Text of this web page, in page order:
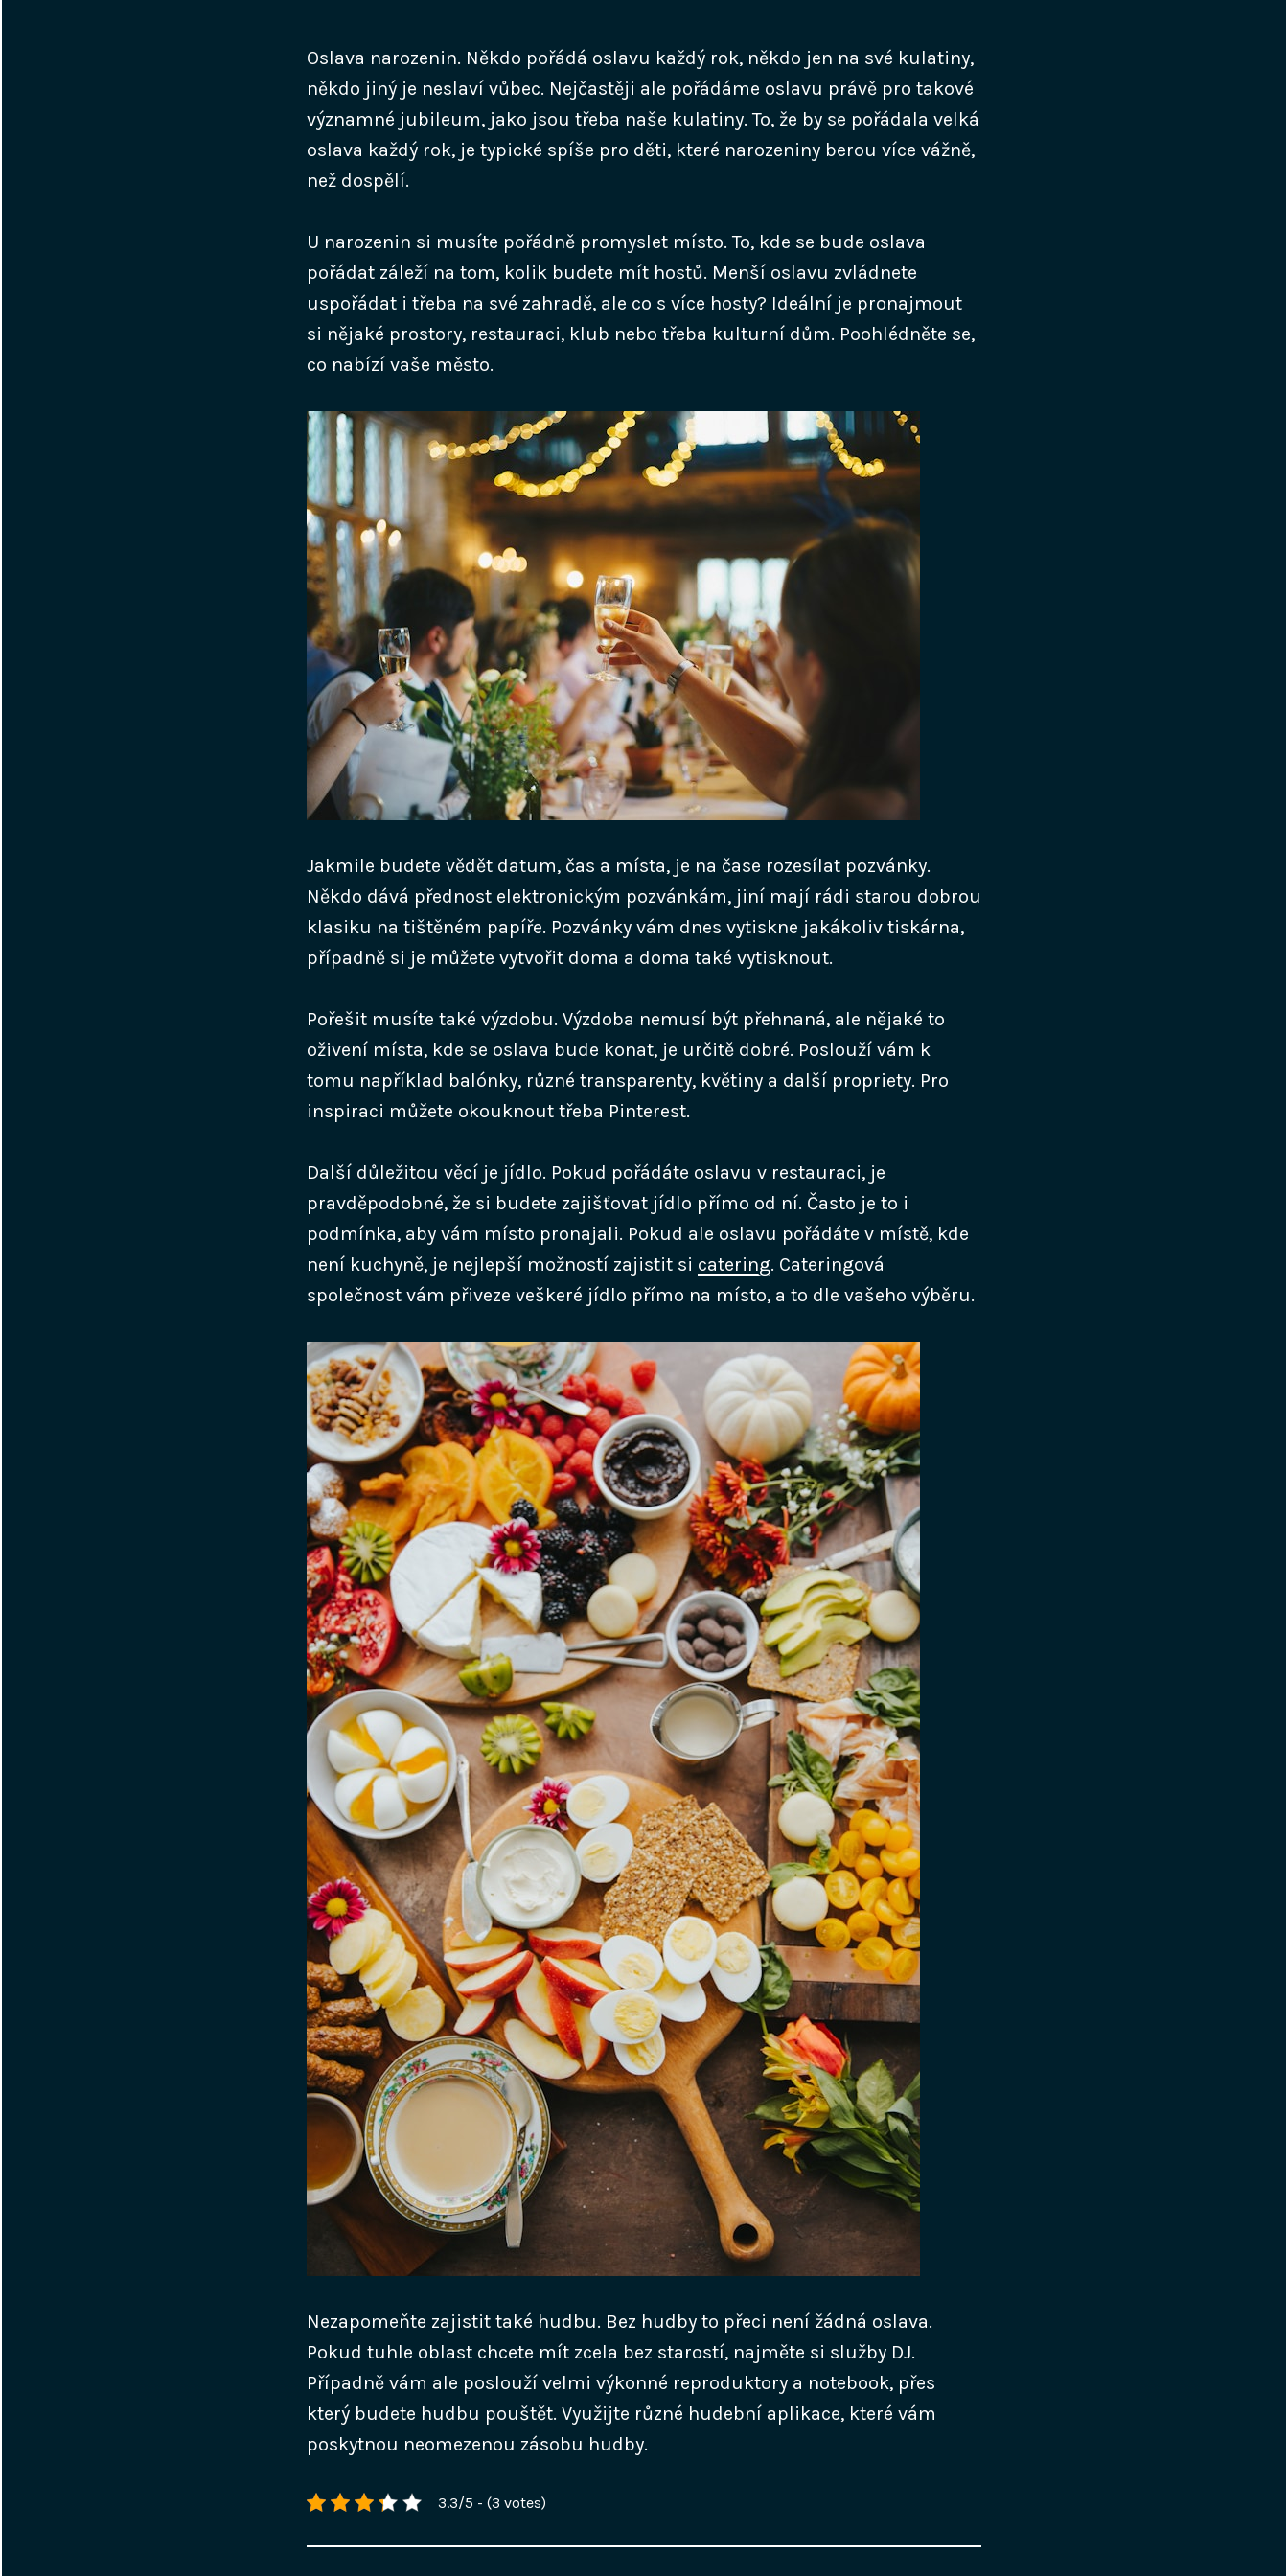
Oslava narozenin. Někdo pořádá oslavu každý rok, někdo jen na své kulatiny,
někdo jiný je neslaví vůbec. Nejčastěji ale pořádáme oslavu právě pro takové
významné jubileum, jako jsou třeba naše kulatiny. To, že by se pořádala velká
oslava každý rok, je typické spíše pro děti, které narozeniny berou více vážně,
než dospělí.
U narozenin si musíte pořádně promyslet místo. To, kde se bude oslava
pořádat záleží na tom, kolik budete mít hostů. Menší oslavu zvládnete
uspořádat i třeba na své zahradě, ale co s více hosty? Ideální je pronajmout
si nějaké prostory, restauraci, klub nebo třeba kulturní dům. Poohlédněte se,
co nabízí vaše město.
Jakmile budete vědět datum, čas a místa, je na čase rozesílat pozvánky.
Někdo dává přednost elektronickým pozvánkám, jiní mají rádi starou dobrou
klasiku na tištěném papíře. Pozvánky vám dnes vytiskne jakákoliv tiskárna,
případně si je můžete vytvořit doma a doma také vytisknout.
Pořešit musíte také výzdobu. Výzdoba nemusí být přehnaná, ale nějaké to
oživení místa, kde se oslava bude konat, je určitě dobré. Poslouží vám k
tomu například balónky, různé transparenty, květiny a další propriety. Pro
inspiraci můžete okouknout třeba Pinterest.
Další důležitou věcí je jídlo. Pokud pořádáte oslavu v restauraci, je
pravděpodobné, že si budete zajišťovat jídlo přímo od ní. Často je to i
podmínka, aby vám místo pronajali. Pokud ale oslavu pořádáte v místě, kde
není kuchyně, je nejlepší možností zajistit si catering. Cateringová
společnost vám přiveze veškeré jídlo přímo na místo, a to dle vašeho výběru.
Nezapomeňte zajistit také hudbu. Bez hudby to přeci není žádná oslava.
Pokud tuhle oblast chcete mít zcela bez starostí, najměte si služby DJ.
Případně vám ale poslouží velmi výkonné reproduktory a notebook, přes
který budete hudbu pouštět. Využijte různé hudební aplikace, které vám
poskytnou neomezenou zásobu hudby.
3.3/5 - (3 votes)